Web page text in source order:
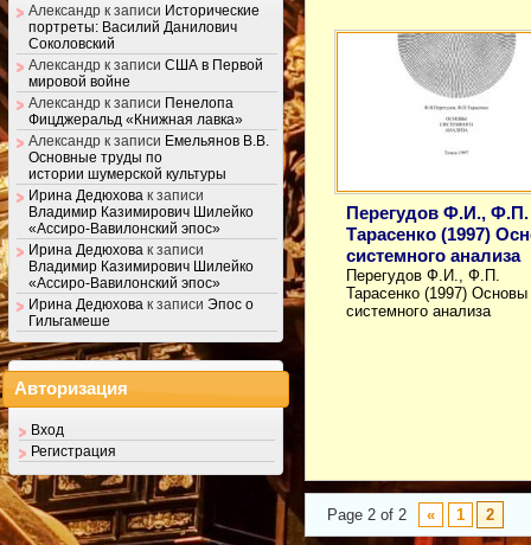
Перегудов Ф.И., Ф.П.
Тарасенко (1997)
системного анализа
Перегудов Ф.И., Ф.П.
Тарасенко (1997) Основы
системного анализа
Page 2 of 2 « 1 2
Александр к записи Исторические
портреты: Василий Данилович
Соколовский
Александр к записи США в Первой
мировой войне
Александр к записи Пенелопа
Фицджеральд «Книжная лавка»
Александр к записи Емельянов В.В.
Основные труды по
истории шумерской культуры
Ирина Дедюхова к записи
Владимир Казимирович Шилейко
«Ассиро-Вавилонский эпос»
Ирина Дедюхова к записи
Владимир Казимирович Шилейко
«Ассиро-Вавилонский эпос»
Ирина Дедюхова к записи Эпос о
Гильгамеше
Авторизация
Вход
Регистрация